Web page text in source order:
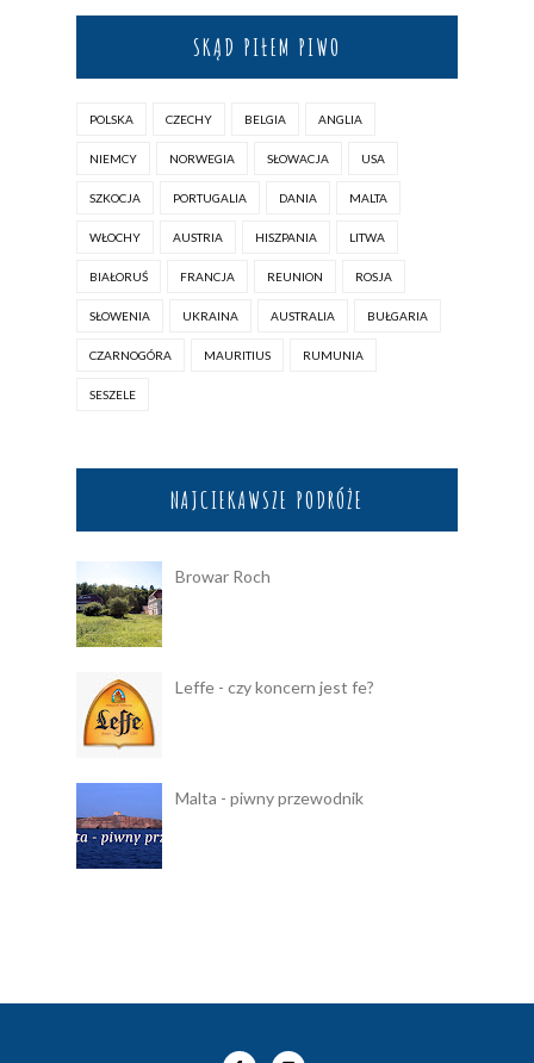
SKĄD PIŁEM PIWO
POLSKA CZECHY BELGIA ANGLIA
NIEMCY NORWEGIA SŁOWACJA USA
SZKOCJA PORTUGALIA DANIA MALTA
WŁOCHY AUSTRIA HISZPANIA LITWA
BIAŁORUŚ FRANCJA REUNION ROSJA
SŁOWENIA UKRAINA AUSTRALIA BUŁGARIA
CZARNOGÓRA MAURITIUS RUMUNIA
SESZELE
NAJCIEKAWSZE PODRÓŻE
Browar Roch
Leffe - czy koncern jest fe?
Malta - piwny przewodnik